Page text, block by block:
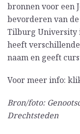
bronnen voor een
bevorderen van
Tilburg University
heeft
naam en geeft
Voor meer info:
Bron/foto:
Drechtsteden